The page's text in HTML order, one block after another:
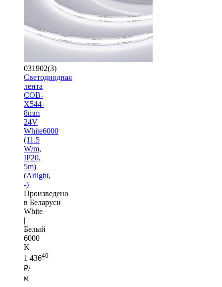
031902(3)
Светодиодная
лента
COB-
X544-
8mm
24V
White6000
(11.5
W/m,
IP20,
5m)
(Arlight,
-)
Произведено
в Беларуси
White
|
Белый
6000
K
1 43640
₽/
м